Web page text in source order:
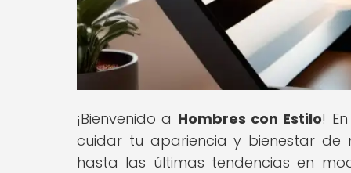
¡Bienvenido a Hombres con Estilo!
cuidar tu apariencia y bienestar de
hasta las últimas tendencias en